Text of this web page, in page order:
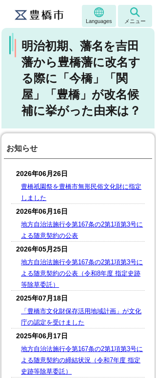
Languages メニュー
明治初期、藩名を吉田
藩から豊橋藩に改名す
る際に「今橋」「関
屋」「豊橋」が改名候
補に挙がった由来は？
お知らせ
2026年06月26日
豊橋祇園祭を豊橋市無形民俗文化財に指定
しました
2026年06月16日
地方自治法施行令第167条の2第1項第3号に
よる随意契約の公表
2026年05月25日
地方自治法施行令第167条の2第1項第3号に
よる随意契約の公表（令和8年度 指定史跡
等除草委託）
2025年07月18日
「豊橋市文化財保存活用地域計画」が文化
庁の認定を受けました
2025年06月17日
地方自治法施行令第167条の2第1項第3号に
よる随意契約の締結状況（令和7年度 指定
史跡等除草委託）